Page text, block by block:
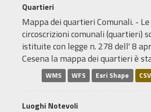
Quartieri
Mappa dei quartieri Comunali. - Le
circoscrizioni comunali (quartieri)
istituite con legge n. 278 dell' 8
Cesena la mappa dei quartieri è
WMS WFS Esri Shape CSV
Luoghi Notevoli